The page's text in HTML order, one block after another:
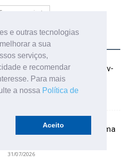
e outras tecnologias
a sua
serviços,
e recomendar
Para mais
a nossa Política de
Aceito
mais
– Engenharia de Prompt v-
– parte 1 de...
04/08/2026
– Modelagem de Uma
31/07/2026